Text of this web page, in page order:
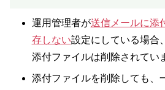
運用管理者が送信メールに添
存しない設定にしている場合
添付ファイルは削除されてい
添付ファイルを削除しても、